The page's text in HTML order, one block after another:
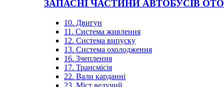
ЗАПАСНІ ЧАСТИНИ АВТОБУСІВ
10. Двигун
11. Система живлення
12. Система випуску
13. Система охолодження
16. Зчеплення
17. Трансмісія
22. Вали карданні
23. Міст ведучий